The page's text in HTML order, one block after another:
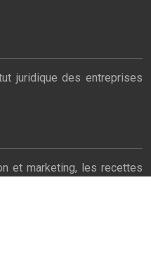
juridique des entreprises
et marketing, les recettes